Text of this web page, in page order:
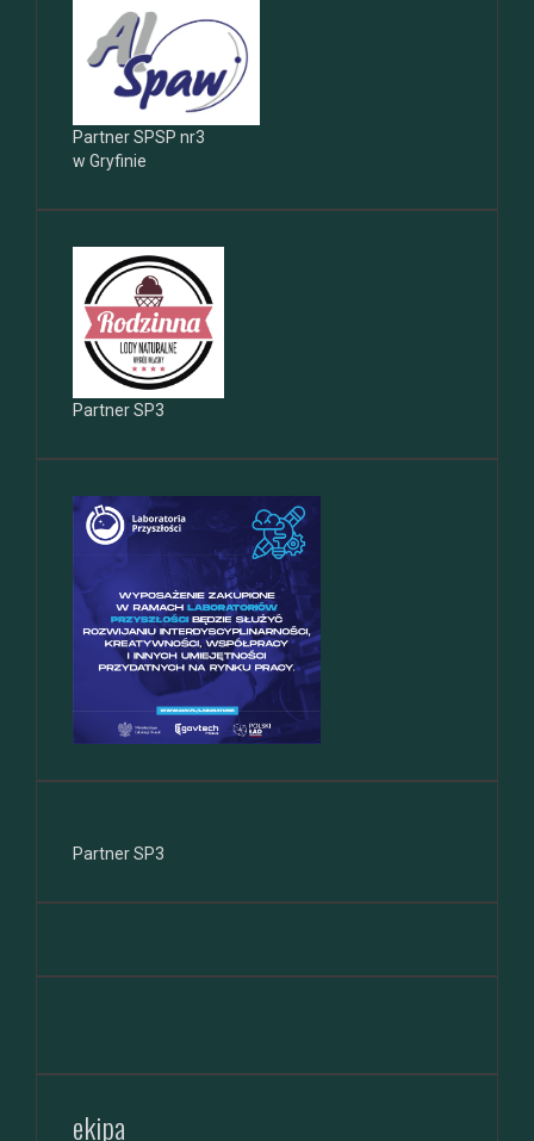
Partner SPSP nr3
w Gryfinie
Partner SP3
Partner SP3
ekipa